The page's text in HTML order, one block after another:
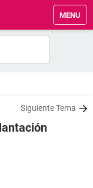
MENU
Siguiente Tema